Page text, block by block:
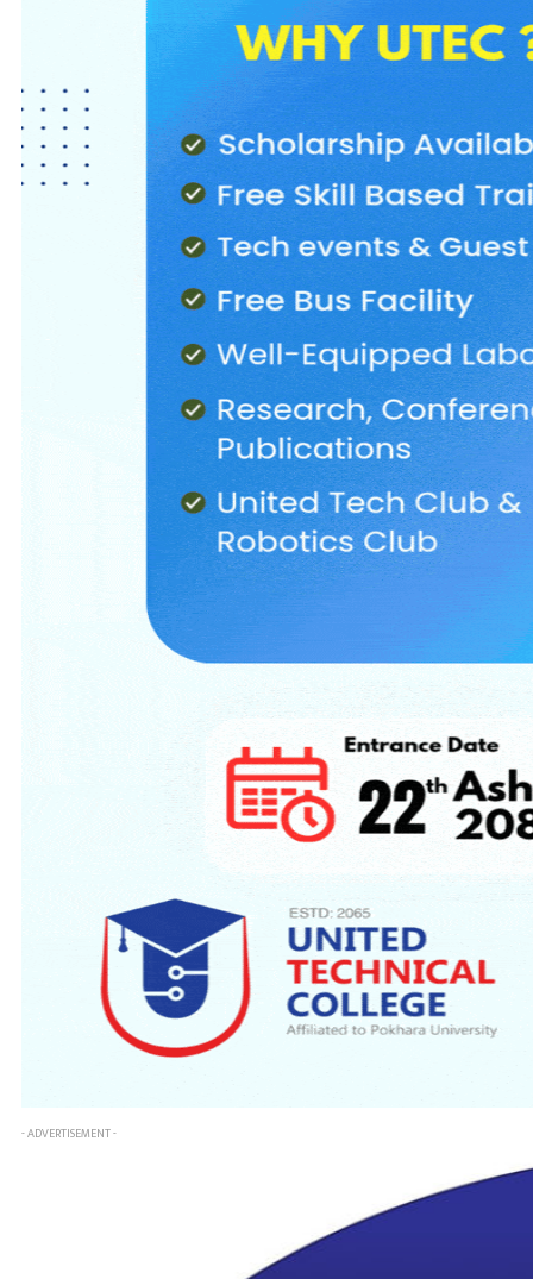
- ADVERTISEMENT -